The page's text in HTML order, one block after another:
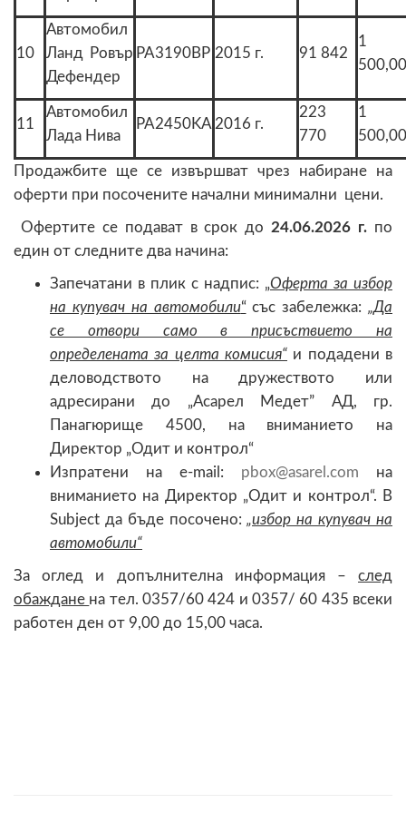
10
Автомобил
Ланд Ровър
Дефендер
PA3190BP 2015 г. 91 842
1
500,00
11
Автомобил
Лада Нива
PA2450KA 2016 г.
223
770
1
500,00
Продажбите ще се извършват чрез набиране на
оферти при посочените начални минимални цени.
Офертите се подават в срок до 24.06.2026 г. по
един от следните два начина:
Запечатани в плик с надпис: „Оферта за избор
на купувач на автомобили“ със забележка: „Да
се отвори само в присъствието на
определената за целта комисия“ и подадени в
деловодството на дружеството или
адресирани до „Асарел Медет” АД, гр.
Панагюрище 4500, на вниманието на
Директор „Одит и контрол“
Изпратени на e-mail:
@
на
вниманието на Директор „Одит и контрол“. В
Subject да бъде посочено:„избор на купувач на
автомобили“
За оглед и допълнителна информация – след
обаждане на тел. 0357/60 424 и 0357/ 60 435 всеки
работен ден от 9,00 до 15,00 часа.